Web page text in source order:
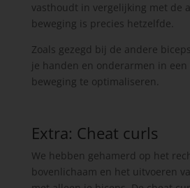
vasthoudt in vergelijking met de
beweging is precies hetzelfde.
Zoals gezegd bij de andere
je handen en onderarmen in
beweging te optimaliseren.
Extra: Cheat curls
We hebben gehamerd op het
bovenlichaam en het uitvoeren